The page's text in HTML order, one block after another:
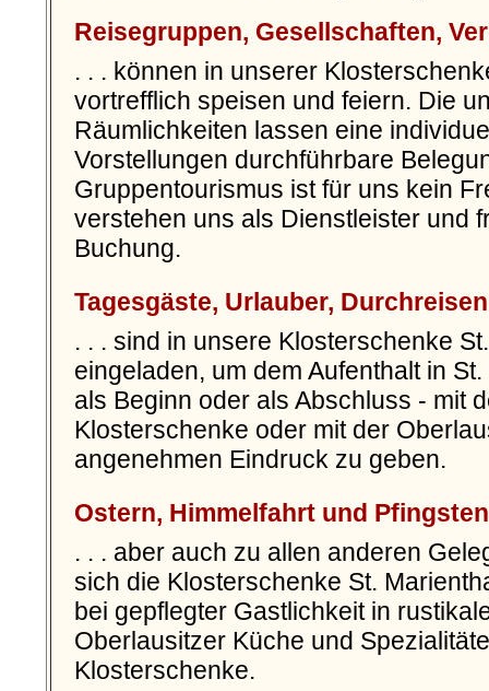
Reisegruppen, Gesellschaften,
. . . können in unserer
vortrefflich speisen und feiern. Die
Räumlichkeiten lassen eine
Vorstellungen durchführbare
Gruppentourismus ist für uns kein
verstehen uns als Dienstleister und
Buchung.
Tagesgäste, Urlauber,
. . . sind in unsere Klosterschenke
eingeladen, um dem Aufenthalt in
als Beginn oder als Abschluss - mit
Klosterschenke oder mit der
angenehmen Eindruck zu geben.
Ostern, Himmelfahrt und
. . . aber auch zu allen anderen
sich die Klosterschenke St.
bei gepflegter Gastlichkeit in
Oberlausitzer Küche und
Klosterschenke.